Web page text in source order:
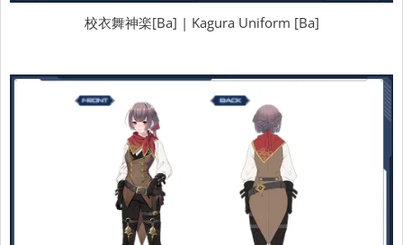
校衣舞神楽[Ba] | Kagura Uniform [Ba]